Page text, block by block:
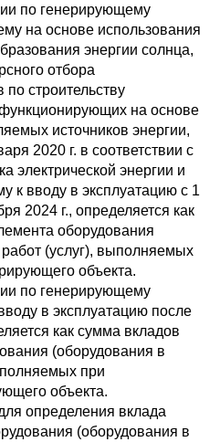
по генерирующему
на основе использования
энергии солнца,
отбора
строительству
на основе
источников энергии,
2020 г. в соответствии с
электрической энергии и
к вводу в эксплуатацию с 1
2024 г., определяется как
оборудования
(услуг), выполняемых
объекта.
по генерирующему
в эксплуатацию после
как сумма вкладов
(оборудования в
при
объекта.
определения вклада
(оборудования в